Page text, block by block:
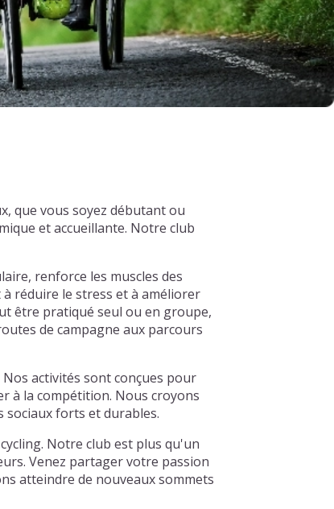
que vous soyez débutant ou
et accueillante. Notre club
renforce les muscles des
réduire le stress et à améliorer
être pratiqué seul ou en groupe,
de campagne aux parcours
activités sont conçues pour
à la compétition. Nous croyons
sociaux forts et durables.
Notre club est plus qu'un
Venez partager votre passion
atteindre de nouveaux sommets